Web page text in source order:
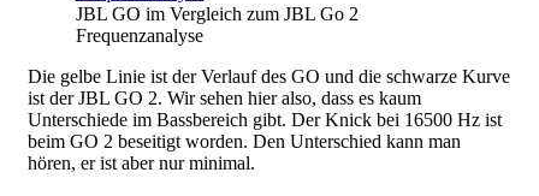
JBL GO im Vergleich zum JBL Go 2
Frequenzanalyse
Die gelbe Linie ist der Verlauf des GO und die schwarze Kurve
ist der JBL GO 2. Wir sehen hier also, dass es kaum
Unterschiede im Bassbereich gibt. Der Knick bei 16500 Hz ist
beim GO 2 beseitigt worden. Den Unterschied kann man
hören, er ist aber nur minimal.